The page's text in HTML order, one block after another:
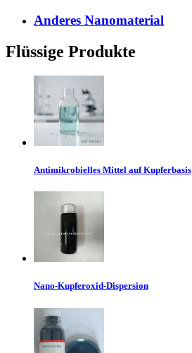
Anderes Nanomaterial
Flüssige Produkte
Antimikrobielles Mittel auf Kupferbasis
Nano-Kupferoxid-Dispersion